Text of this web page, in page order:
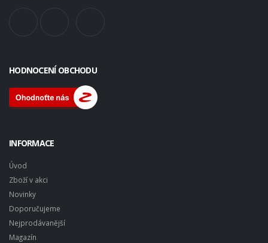
HODNOCENÍ OBCHODU
INFORMACE
Úvod
Zboží v akci
Novinky
Doporučujeme
Nejprodávanější
Magazín